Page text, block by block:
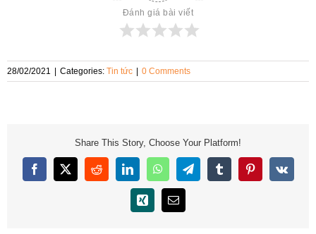
Đánh giá bài viết
28/02/2021 | Categories: Tin tức | 0 Comments
Share This Story, Choose Your Platform!
Facebook
X RedditLinkedInWhatsAppTelegramTumblrPinterest
Vk
Xing Email